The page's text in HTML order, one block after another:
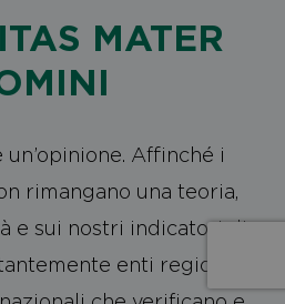
MATER
un’opinione. Affinché i
rimangano una teoria,
e sui nostri indicatori di
enti regionali,